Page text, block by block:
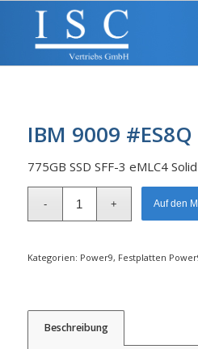
IBM 9009 #ES8Q
775GB SSD SFF-3 eMLC4
Auf den
Kategorien: Power9, Festplatten
Beschreibung